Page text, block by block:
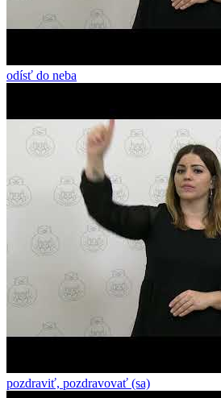
odísť do neba
pozdraviť, pozdravovať (sa)